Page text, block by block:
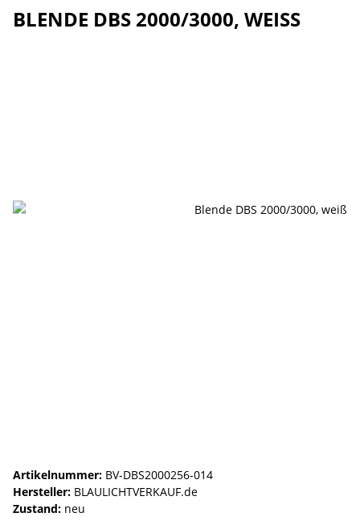
BLENDE DBS 2000/3000, WEISS
Artikelnummer: BV-DBS2000256-014
Hersteller: BLAULICHTVERKAUF.de
Zustand: neu